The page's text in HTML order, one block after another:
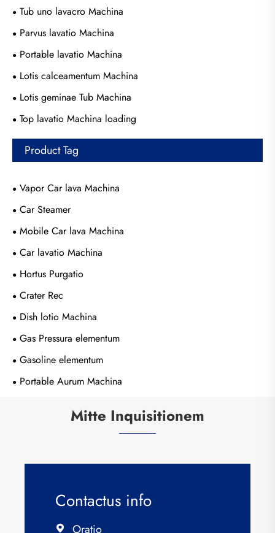
Tub uno lavacro Machina
Parvus lavatio Machina
Portable lavatio Machina
Lotis calceamentum Machina
Lotis geminae Tub Machina
Top lavatio Machina loading
Product Tag
Vapor Car lava Machina
Car Steamer
Mobile Car lava Machina
Car lavatio Machina
Hortus Purgatio
Crater Rec
Dish lotio Machina
Gas Pressura elementum
Gasoline elementum
Portable Aurum Machina
Mitte Inquisitionem
Contactus info
 Oratio